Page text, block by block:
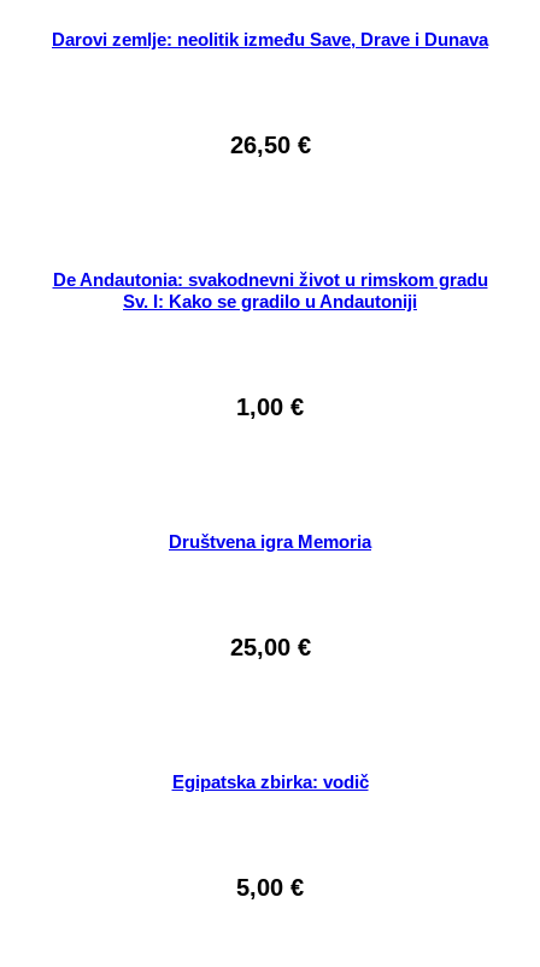
Darovi zemlje: neolitik između Save, Drave i Dunava
26,50 €
De Andautonia: svakodnevni život u rimskom gradu
Sv. I: Kako se gradilo u Andautoniji
1,00 €
Društvena igra Memoria
25,00 €
Egipatska zbirka: vodič
5,00 €